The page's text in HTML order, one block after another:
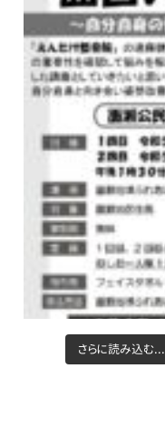
さらに読み込む...